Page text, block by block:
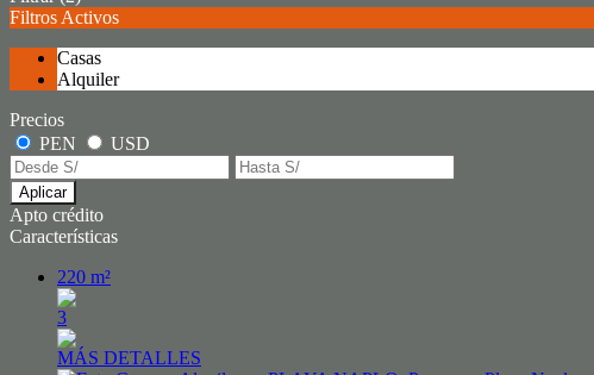
Filtros Activos
Casas
Alquiler
Precios
PEN
USD
Aplicar
Apto crédito
Características
220 m²
3
MÁS DETALLES